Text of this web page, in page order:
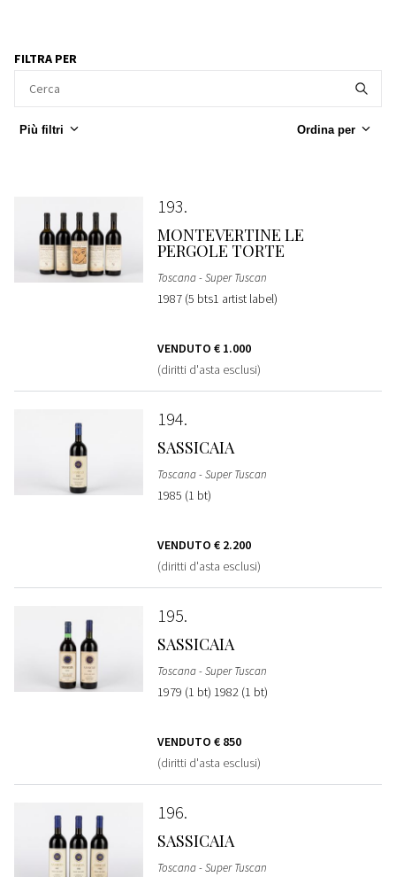
FILTRA PER
Più filtri Ordina per
193
MONTEVERTINE LE
PERGOLE TORTE
Toscana - Super Tuscan
1987 (5 bts1 artist label)
VENDUTO € 1.000
(diritti d'asta esclusi)
194
SASSICAIA
Toscana - Super Tuscan
1985 (1 bt)
VENDUTO € 2.200
(diritti d'asta esclusi)
195
SASSICAIA
Toscana - Super Tuscan
1979 (1 bt) 1982 (1 bt)
VENDUTO € 850
(diritti d'asta esclusi)
196
SASSICAIA
Toscana - Super Tuscan